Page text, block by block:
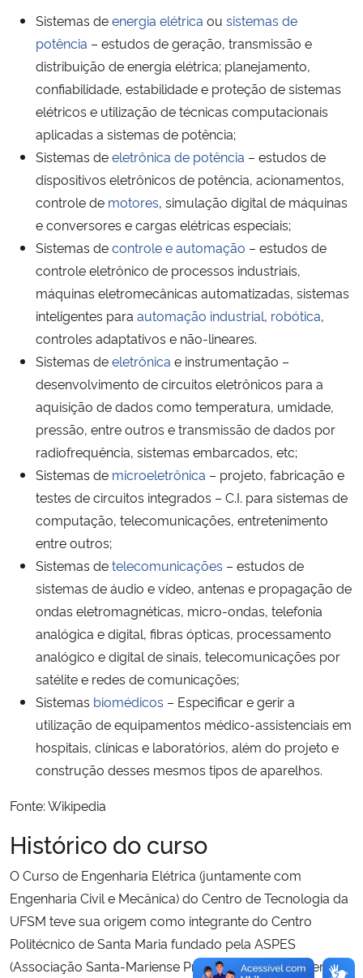
Ministério do Meio Ambiente
Ministério do Turismo
Ministério do Desenvolvimento Regional
Controladoria-Geral da União
Ministério da Mulher, da Família e dos Direitos Humanos
Secretaria de Governo
Gabinete de Segurança Institucional
Advocacia-Geral da União
Banco Central do Brasil
Planalto
Sistemas deenergia elétrica ou sistemas de
potência – estudos de geração, transmissão e
distribuição de energia elétrica; planejamento,
confiabilidade, estabilidade e proteção de sistemas
elétricos e utilização de técnicas computacionais
aplicadas a sistemas de potência;
Sistemas deeletrônica de potência – estudos de
dispositivos eletrônicos de potência, acionamentos,
controle de motores, simulação digital de máquinas
e conversores e cargas elétricas especiais;
Sistemas decontrole e automação – estudos de
controle eletrônico de processos industriais,
máquinas eletromecânicas automatizadas, sistemas
inteligentes para automação industrial, robótica,
controles adaptativos e não-lineares.
Sistemas deeletrônica e instrumentação –
desenvolvimento de circuitos eletrônicos para a
aquisição de dados como temperatura, umidade,
pressão, entre outros e transmissão de dados por
radiofrequência, sistemas embarcados, etc;
Sistemas de microeletrônica – projeto, fabricação e
testes de circuitos integrados – C.I. para sistemas de
computação, telecomunicações, entretenimento
entre outros;
Sistemas detelecomunicações – estudos de
sistemas de áudio e vídeo, antenas e propagação de
ondas eletromagnéticas, micro-ondas, telefonia
analógica e digital, fibras ópticas, processamento
analógico e digital de sinais, telecomunicações por
satélite e redes de comunicações;
Sistemas biomédicos – Especificar e gerir a
utilização de equipamentos médico-assistenciais em
hospitais, clínicas e laboratórios, além do projeto e
construção desses mesmos tipos de aparelhos.
Fonte: Wikipedia
Histórico do curso
O Curso de Engenharia Elétrica (juntamente com
Engenharia Civil e Mecânica) do Centro de Tecnologia da
UFSM teve sua origem como integrante do Centro
Politécnico de Santa Maria fundado pela ASPES
(Associação Santa-Mariense Pró Ensino Superior), em 30